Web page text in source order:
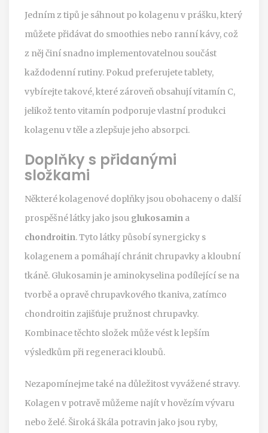
Jedním z tipů je sáhnout po kolagenu v prášku, který
můžete přidávat do smoothies nebo ranní kávy, což
z něj činí snadno implementovatelnou součást
každodenní rutiny. Pokud preferujete tablety,
vybírejte takové, které zároveň obsahují vitamín C,
jelikož tento vitamín podporuje vlastní produkci
kolagenu v těle a zlepšuje jeho absorpci.
Doplňky s přidanými
složkami
Některé kolagenové doplňky jsou obohaceny o další
prospěšné látky jako jsou glukosamin a
chondroitin. Tyto látky působí synergicky s
kolagenem a pomáhají chránit chrupavky a kloubní
tkáně. Glukosamin je aminokyselina podílející se na
tvorbě a opravě chrupavkového tkaniva, zatímco
chondroitin zajišťuje pružnost chrupavky.
Kombinace těchto složek může vést k lepším
výsledkům při regeneraci kloubů.
Nezapomínejme také na důležitost vyvážené stravy.
Kolagen v potravě můžeme najít v hovězím vývaru
nebo želé. Široká škála potravin jako jsou ryby,